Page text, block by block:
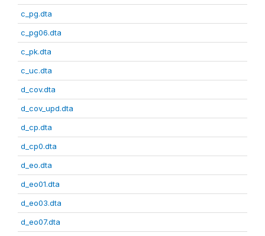
c_pg.dta
c_pg06.dta
c_pk.dta
c_uc.dta
d_cov.dta
d_cov_upd.dta
d_cp.dta
d_cp0.dta
d_eo.dta
d_eo01.dta
d_eo03.dta
d_eo07.dta